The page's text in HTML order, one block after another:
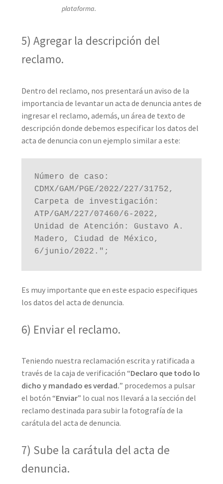
plataforma.
5) Agregar la descripción del
reclamo.
Dentro del reclamo, nos presentará un aviso de la
importancia de levantar un acta de denuncia antes de
ingresar el reclamo, además, un área de texto de
descripción donde debemos especificar los datos del
acta de denuncia con un ejemplo similar a este:
Número de caso:
CDMX/GAM/PGE/2022/227/31752,
Carpeta de investigación:
ATP/GAM/227/07460/6-2022,
Unidad de Atención: Gustavo A.
Madero, Ciudad de México,
6/junio/2022.";
Es muy importante que en este espacio especifiques
los datos del acta de denuncia.
6) Enviar el reclamo.
Teniendo nuestra reclamación escrita y ratificada a
través de la caja de verificación “Declaro que todo lo
dicho y mandado es verdad.” procedemos a pulsar
el botón “Enviar” lo cual nos llevará a la sección del
reclamo destinada para subir la fotografía de la
carátula del acta de denuncia.
7) Sube la carátula del acta de
denuncia.